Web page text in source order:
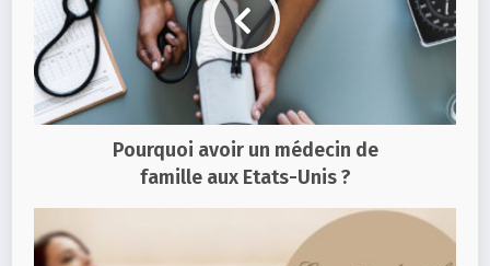
Pourquoi avoir un médecin de
famille aux Etats-Unis ?